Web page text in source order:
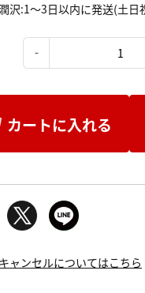
沢:1～3日以内に発送(土日
カートに入れる
ャンセルについてはこちら